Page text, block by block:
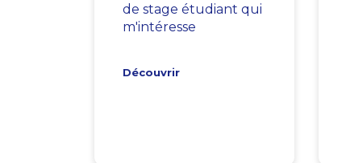
de stage étudiant qui
m'intéresse
Découvrir